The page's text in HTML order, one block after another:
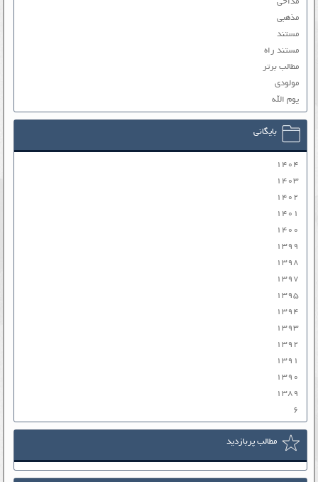
مذهبی
مستند
مستند راه
مطالب برتر
مولودی
یوم الله
بایگانی
۱۴۰۴
۱۴۰۳
۱۴۰۲
۱۴۰۱
۱۴۰۰
۱۳۹۹
۱۳۹۸
۱۳۹۷
۱۳۹۵
۱۳۹۴
۱۳۹۳
۱۳۹۲
۱۳۹۱
۱۳۹۰
۱۳۸۹
۶
مطالب پربازدید